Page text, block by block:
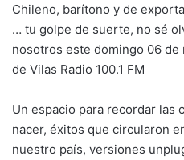
Chileno, barítono y de
… tu golpe de suerte, no sé
nosotros este domingo 06
de Vilas Radio 100.1 FM
Un espacio para recordar las
nacer, éxitos que circularon
nuestro país, versiones